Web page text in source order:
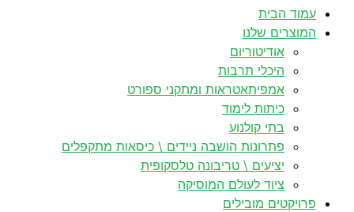
עמוד הבית
המוצרים שלנו
אודיטוריום
היכלי תרבות
אמפיתאטראות ומתקני ספורט
כיתות לימוד
בתי קולנוע
פתרונות הושבה ניידים \ כיסאות מתקפלים
יציעים \ טריבונה טלסקופית
ציוד לעולם המוסיקה
פרויקטים מובילים